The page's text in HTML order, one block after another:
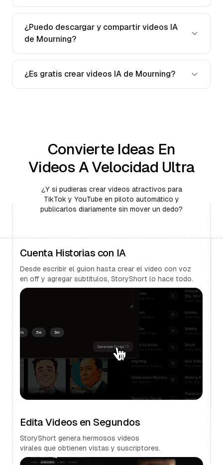
¿Puedo descargar y compartir videos IA
de Mourning?
¿Es gratis crear videos IA de Mourning?
Convierte Ideas En
Videos A Velocidad Ultra
¿Y si pudieras crear videos atractivos para
TikTok y YouTube en piloto automático y
publicarlos diariamente sin mover un dedo?
Cuenta Historias con IA
Desde escribir el guion hasta crear el video con voz
en off y agregar subtítulos, StoryShort lo hace todo.
Edita Videos en Segundos
StoryShort genera hermosos videos
virales que obtienen vistas y suscriptores.